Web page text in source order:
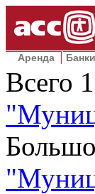
Аренда Банки
Всего
"
"